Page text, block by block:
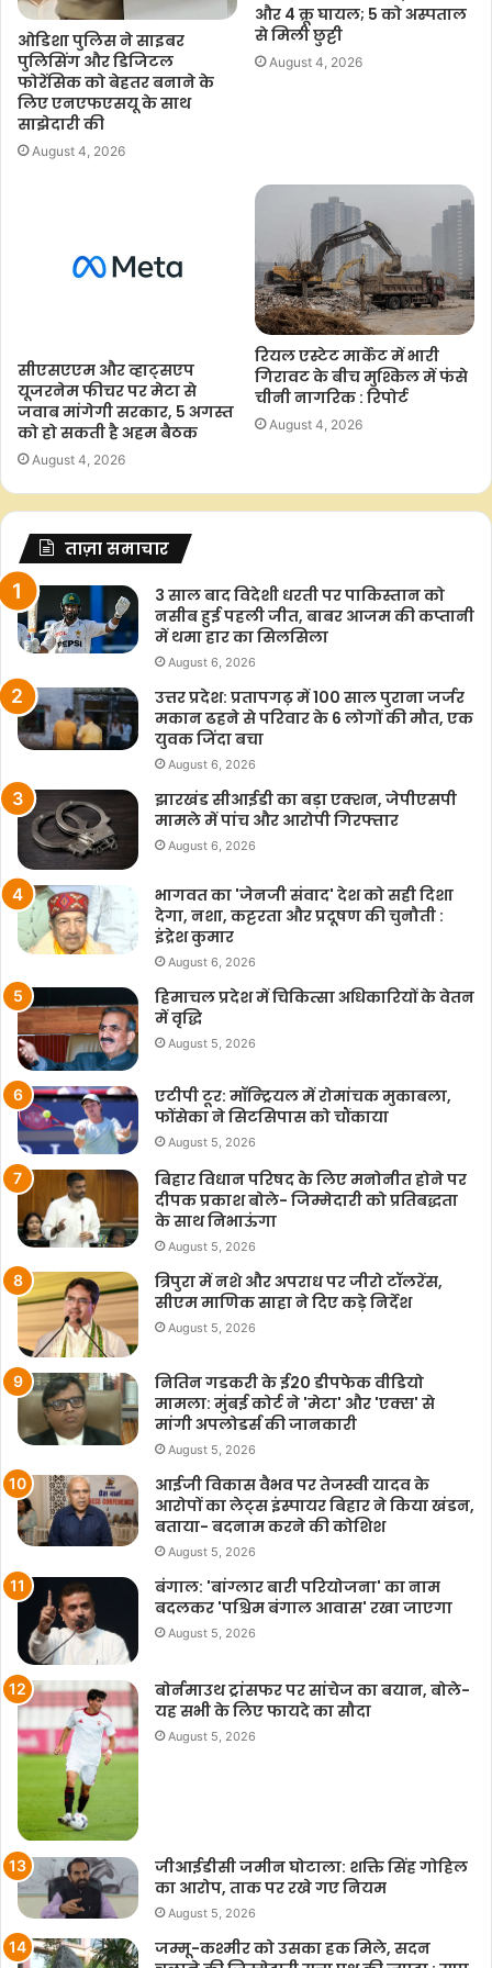
ओडिशा पुलिस ने साइबर
पुलिसिंग और डिजिटल
फोरेंसिक को बेहतर बनाने के
लिए एनएफएसयू के साथ
साझेदारी की
August 4, 2026
और 4 क्रू घायल; 5 को अस्पताल
से मिली छुट्टी
August 4, 2026
सीएसएएम और व्हाट्सएप
यूजरनेम फीचर पर मेटा से
जवाब मांगेगी सरकार, 5 अगस्त
को हो सकती है अहम बैठक
August 4, 2026
रियल एस्टेट मार्केट में भारी
गिरावट के बीच मुश्किल में फंसे
चीनी नागरिक : रिपोर्ट
August 4, 2026
ताज़ा समाचार
3 साल बाद विदेशी धरती पर पाकिस्तान को
नसीब हुई पहली जीत, बाबर आजम की कप्तानी
में थमा हार का सिलसिला
August 6, 2026
उत्तर प्रदेश: प्रतापगढ़ में 100 साल पुराना जर्जर
मकान ढहने से परिवार के 6 लोगों की मौत, एक
युवक जिंदा बचा
August 6, 2026
झारखंड सीआईडी का बड़ा एक्शन, जेपीएसपी
मामले में पांच और आरोपी गिरफ्तार
August 6, 2026
भागवत का 'जेनजी संवाद' देश को सही दिशा
देगा, नशा, कट्टरता और प्रदूषण की चुनौती :
इंद्रेश कुमार
August 6, 2026
हिमाचल प्रदेश में चिकित्सा अधिकारियों के वेतन
में वृद्धि
August 5, 2026
एटीपी टूर: मॉन्ट्रियल में रोमांचक मुकाबला,
फोंसेका ने सिटसिपास को चौंकाया
August 5, 2026
बिहार विधान परिषद के लिए मनोनीत होने पर
दीपक प्रकाश बोले- जिम्मेदारी को प्रतिबद्धता
के साथ निभाऊंगा
August 5, 2026
त्रिपुरा में नशे और अपराध पर जीरो टॉलरेंस,
सीएम माणिक साहा ने दिए कड़े निर्देश
August 5, 2026
नितिन गडकरी के ई20 डीपफेक वीडियो
मामला: मुंबई कोर्ट ने 'मेटा' और 'एक्स' से
मांगी अपलोडर्स की जानकारी
August 5, 2026
आईजी विकास वैभव पर तेजस्वी यादव के
आरोपों का लेट्स इंस्पायर बिहार ने किया खंडन,
बताया- बदनाम करने की कोशिश
August 5, 2026
बंगाल: 'बांग्लार बारी परियोजना' का नाम
बदलकर 'पश्चिम बंगाल आवास' रखा जाएगा
August 5, 2026
बोर्नमाउथ ट्रांसफर पर सांचेज का बयान, बोले-
यह सभी के लिए फायदे का सौदा
August 5, 2026
जीआईडीसी जमीन घोटाला: शक्ति सिंह गोहिल
का आरोप, ताक पर रखे गए नियम
August 5, 2026
जम्मू-कश्मीर को उसका हक मिले, सदन